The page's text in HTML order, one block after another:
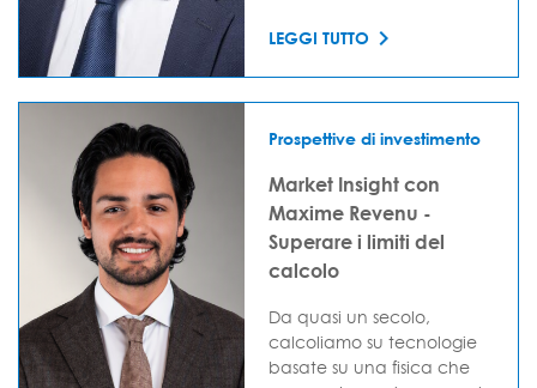
LEGGI TUTTO
Prospettive di investimento
Market Insight con
Maxime Revenu -
Superare i limiti del
calcolo
Da quasi un secolo,
calcoliamo su tecnologie
basate su una fisica che